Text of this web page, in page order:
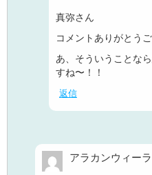
真弥さん
コメントありがとう
あ、そういうことな
すね〜！！
返信
アラカンウィー